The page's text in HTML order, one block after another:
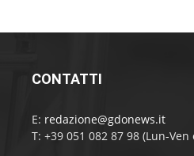
CONTATTI
E: redazione@gdonews.it
T: +39 051 082 87 98 (Lun-